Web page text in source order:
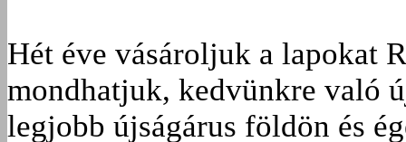
Hét éve vásároljuk a lapokat
mondhatjuk, kedvünkre való
legjobb újságárus földön és